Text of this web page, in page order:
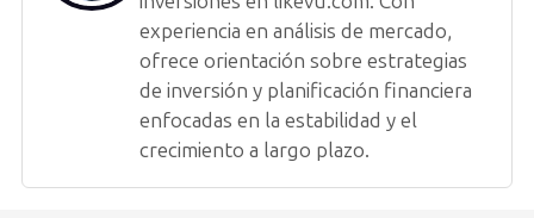
experiencia en análisis de mercado,
ofrece orientación sobre estrategias
de inversión y planificación financiera
enfocadas en la estabilidad y el
crecimiento a largo plazo.